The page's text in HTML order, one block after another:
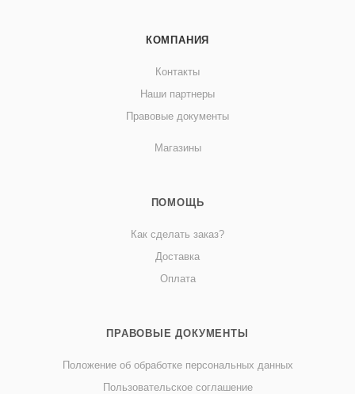
КОМПАНИЯ
Контакты
Наши партнеры
Правовые документы
Магазины
ПОМОЩЬ
Как сделать заказ?
Доставка
Оплата
ПРАВОВЫЕ ДОКУМЕНТЫ
Положение об обработке персональных данных
Пользовательское соглашение